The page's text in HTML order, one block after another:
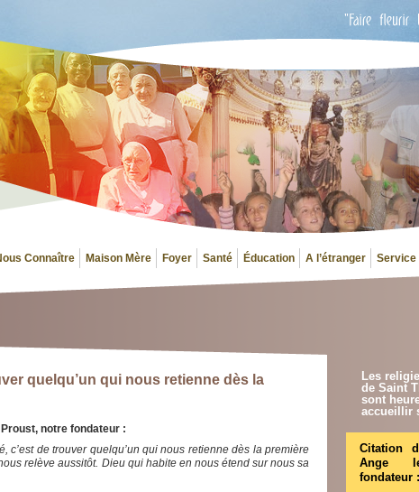
Connaître Maison Mère Foyer Santé Éducation A l’étranger Service
quelqu’un qui nous retienne dès la
notre fondateur :
c’est de trouver quelqu’un qui nous retienne dès la première
relève aussitôt. Dieu qui habite en nous étend sur nous sa
Les
de Saint
sont
accueillir
Citation
Ange
fondateur :